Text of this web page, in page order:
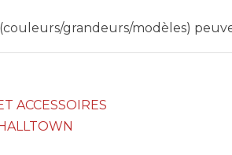
grandeurs/modèles)
ACCESSOIRES